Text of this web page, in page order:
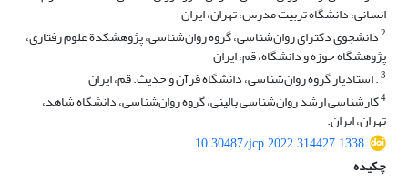
انسانی، دانشگاه تربیت مدرس، تهران، ایران
2دانشجوی دکترای روان‌شناسی، گروه روان‌شناسی، پژوهشکدة علوم رفتاری،
پژوهشگاه حوزه و دانشگاه، قم، ایران
3. استادیار گروه روان‌شناسی، دانشگاه قرآن و حدیث. قم، ایران
4کارشناسی ارشد روان‌شناسی بالینی، گروه روان‌شناسی، دانشگاه شاهد،
تهران، ایران.
10.30487/jcp.2022.314427.1338
چکیده